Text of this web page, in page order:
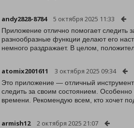
andy2828-8784 5 октября 2025 11:33
Приложение отлично помогает
разнообразные функции делают его
немного раздражает. В целом,
atomix2001611 3 октября 2025 09:34
Это приложение — отличный
следить за своим состоянием.
времени. Рекомендую всем, кто хочет
armish12 2 октября 2025 21:07